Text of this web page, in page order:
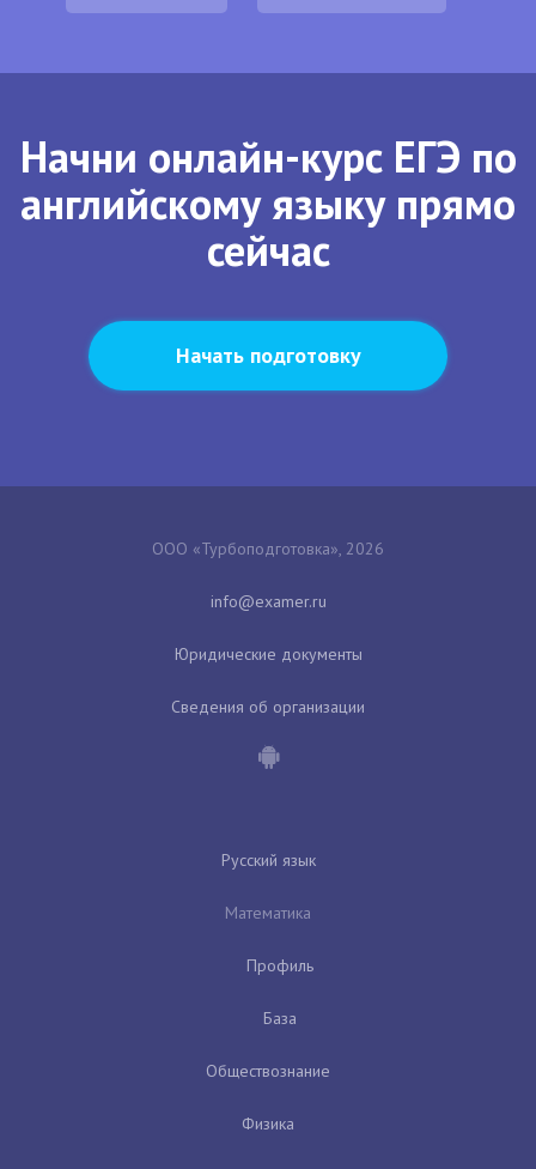
Начни онлайн-курс ЕГЭ по
английскому языку прямо
сейчас
Начать подготовку
ООО «Турбоподготовка», 2026
Юридические документы
Сведения об организации
Русский язык
Математика
Профиль
База
Обществознание
Физика